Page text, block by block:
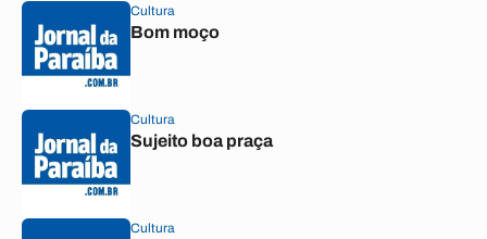
Cultura
Bom moço
Cultura
Sujeito boa praça
Cultura